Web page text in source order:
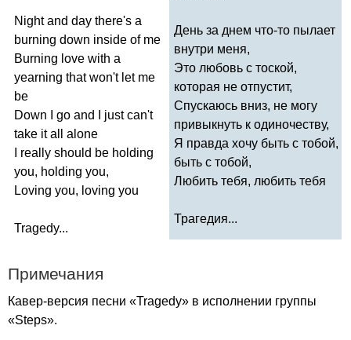
Night and day there's a
burning down inside of me
Burning love with a
yearning that won't let me
be
Down
go and just can't
take it all
alone
really should be holding
you, holding you,
Loving you, loving you
Tragedy...
День за днем что-то пылает
внутри меня,
Это любовь с тоской,
которая не отпустит,
Спускаюсь вниз, не могу
привыкнуть к одиночеству,
Я правда хочу быть с тобой,
быть с тобой,
Любить тебя, любить тебя
Трагедия...
Примечания
Кавер-версия песни «Tragedy» в исполнении группы
«Steps».